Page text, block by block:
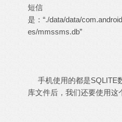
短信
是：“./data/data/
es/mmssms.db”
手机使用的都是SQLITE
库文件后，我们还要使用这